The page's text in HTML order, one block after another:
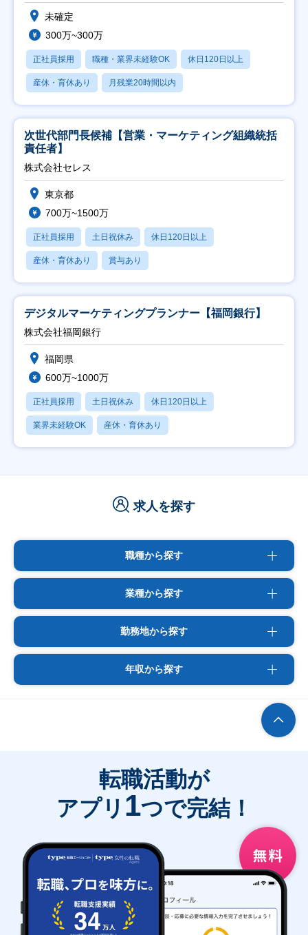
未確定
300万~300万
正社員採用 職種・業界未経験OK 休日120日以上
産休・育休あり 月残業20時間以内
次世代部門長候補【営業・マーケティング組織統括
責任者】
株式会社セレス
東京都
700万~1500万
正社員採用 土日祝休み 休日120日以上
産休・育休あり 賞与あり
デジタルマーケティングプランナー【福岡銀行】
株式会社福岡銀行
福岡県
600万~1000万
正社員採用 土日祝休み 休日120日以上
業界未経験OK 産休・育休あり
求人を探す
職種から探す
業種から探す
勤務地から探す
年収から探す
転職活動が
アプリ 1つで完結！